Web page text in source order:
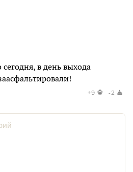
в день выхода
+9 -2